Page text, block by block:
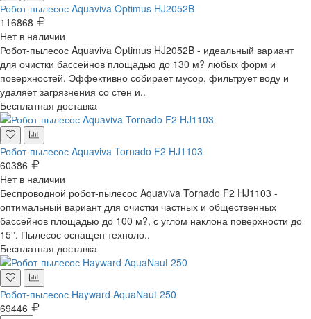
Робот-пылесос Aquaviva Optimus HJ2052B
116868
Нет в наличии
Робот-пылесос Aquaviva Optimus HJ2052B - идеальный вариант
для очистки бассейнов площадью до 130 м? любых форм и
поверхностей. Эффективно собирает мусор, фильтрует воду и
удаляет загрязнения со стен и..
Бесплатная доставка
Робот-пылесос Aquaviva Tornado F2 HJ1103
60386
Нет в наличии
Беспроводной робот-пылесос Aquaviva Tornado F2 HJ1103 -
оптимальный вариант для очистки частных и общественных
бассейнов площадью до 100 м?, с углом наклона поверхности до
15°. Пылесос оснащен техноло..
Бесплатная доставка
Робот-пылесос Hayward AquaNaut 250
69446